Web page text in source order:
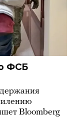
ФСБ
Bloomberg